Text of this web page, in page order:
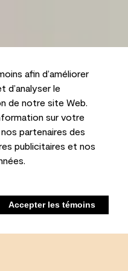
afin d’améliorer
d’analyser le
de notre site Web.
sur votre
partenaires des
publicitaires et nos
Accepter les témoins
Liste d’achats